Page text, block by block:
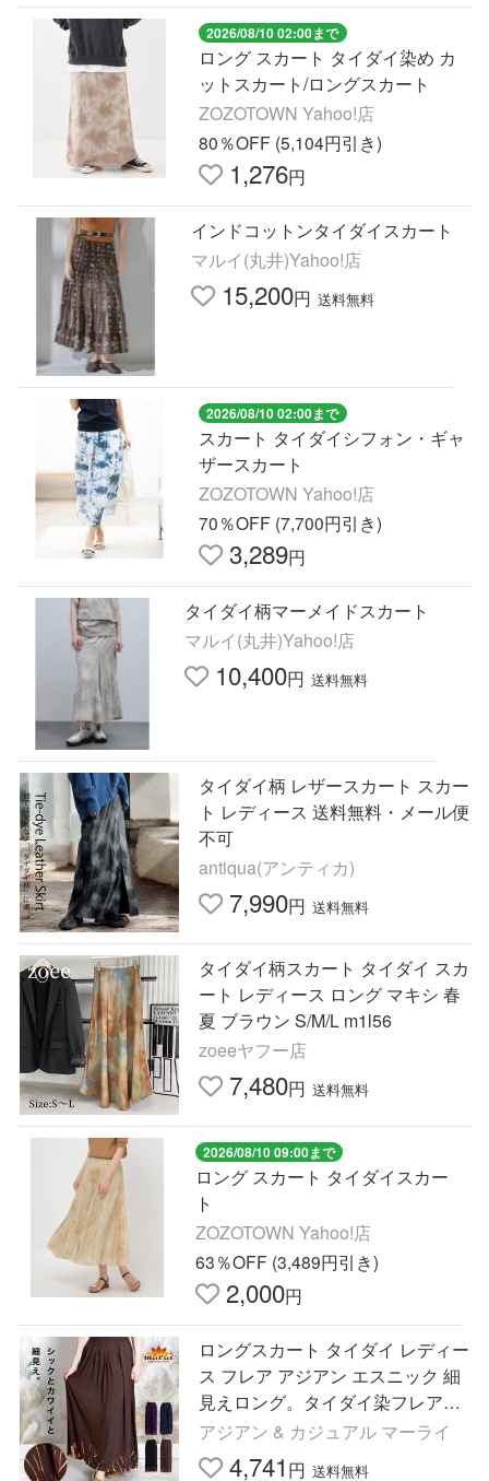
2026/08/10 02:00まで
ロング スカート タイダイ染め カ
ットスカート/ロングスカート
ZOZOTOWN Yahoo!店
80％OFF (5,104円引き)
1,276円
インドコットンタイダイスカート
マルイ(丸井)Yahoo!店
15,200円 送料無料
2026/08/10 02:00まで
スカート タイダイシフォン・ギャ
ザースカート
ZOZOTOWN Yahoo!店
70％OFF (7,700円引き)
3,289円
タイダイ柄マーメイドスカート
マルイ(丸井)Yahoo!店
10,400円 送料無料
タイダイ柄 レザースカート スカー
ト レディース 送料無料・メール便
不可
antiqua(アンティカ)
7,990円 送料無料
タイダイ柄スカート タイダイ スカ
ート レディース ロング マキシ 春
夏 ブラウン S/M/L m1l56
zoeeヤフー店
7,480円 送料無料
2026/08/10 09:00まで
ロング スカート タイダイスカー
ト
ZOZOTOWN Yahoo!店
63％OFF (3,489円引き)
2,000円
ロングスカート タイダイ レディー
ス フレア アジアン エスニック 細
見えロング。タイダイ染フレアス
カート 体型カバー ゆったり 40代
50代 爆買
アジアン & カジュアル マーライ
4,741 円 送料無料